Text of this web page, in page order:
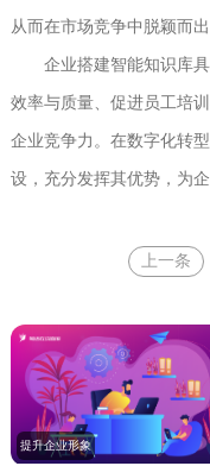
从而在市场竞争中脱颖而出
企业搭建智能知识库具
效率与质量、促进员工培
企业竞争力。在数字化转
设，充分发挥其优势，为
上一条
提升企业形象